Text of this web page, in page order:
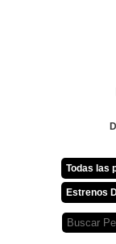
Todas las
Estrenos